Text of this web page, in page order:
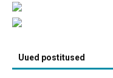
Uued postitused